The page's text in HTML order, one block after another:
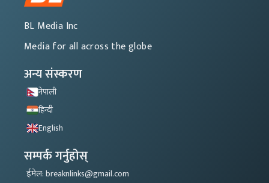
BL Media Inc
Media for all across the globe
अन्य संस्करण
नेपाली
हिन्दी
English
सम्पर्क गर्नुहोस्
ईमेल: breaknlinks@gmail.com